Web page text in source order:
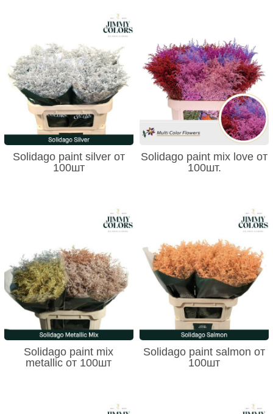
Solidago paint silver от
100шт
Solidago paint mix love от
100шт.
Solidago paint mix
metallic от 100шт
Solidago paint salmon от
100шт